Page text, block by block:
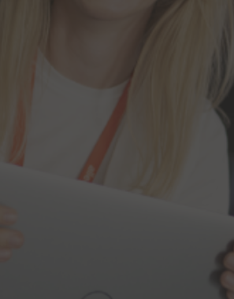
Tomasz Poźniak,
Relations Director